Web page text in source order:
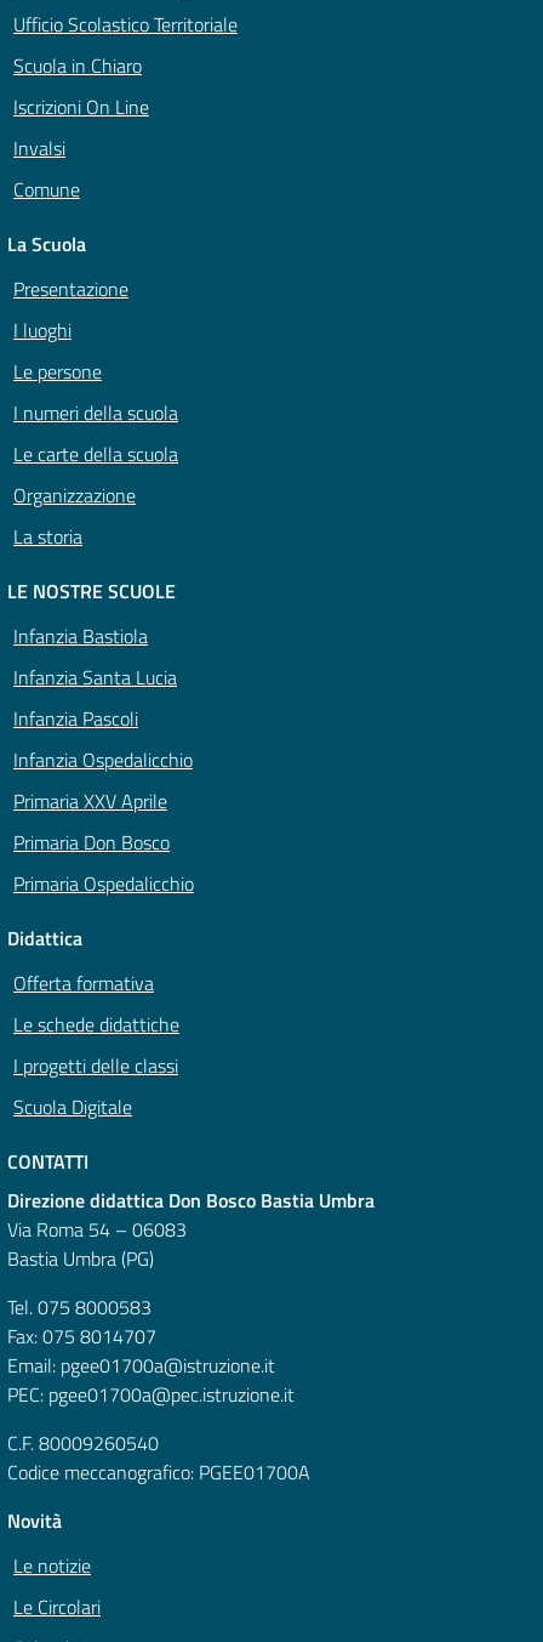
Ufficio Scolastico Territoriale
Scuola in Chiaro
Iscrizioni On Line
Invalsi
Comune
La Scuola
Presentazione
I luoghi
Le persone
I numeri della scuola
Le carte della scuola
Organizzazione
La storia
LE NOSTRE SCUOLE
Infanzia Bastiola
Infanzia Santa Lucia
Infanzia Pascoli
Infanzia Ospedalicchio
Primaria XXV Aprile
Primaria Don Bosco
Primaria Ospedalicchio
Didattica
Offerta formativa
Le schede didattiche
I progetti delle classi
Scuola Digitale
CONTATTI
Direzione didattica Don Bosco Bastia Umbra
Via Roma 54 – 06083
Bastia Umbra (PG)
Tel. 075 8000583
Fax: 075 8014707
Email: pgee01700a@istruzione.it
PEC: pgee01700a@pec.istruzione.it
C.F. 80009260540
Codice meccanografico: PGEE01700A
Novità
Le notizie
Le Circolari